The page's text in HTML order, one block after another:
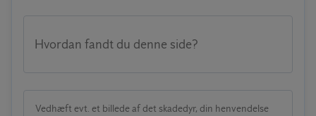
Hvordan fandt du denne side?
Vedhæft evt. et billede af det skadedyr, din henvendelse